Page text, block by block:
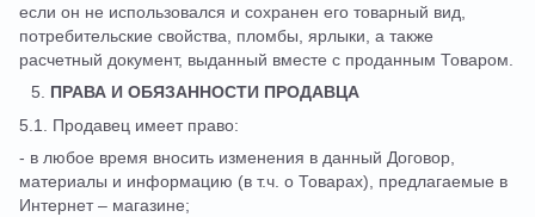
если он не использовался и сохранен его товарный вид,
потребительские свойства, пломбы, ярлыки, а также
расчетный документ, выданный вместе с проданным Товаром.
ПРАВА И ОБЯЗАННОСТИ ПРОДАВЦА
5.1. Продавец имеет право:
- в любое время вносить изменения в данный Договор,
материалы и информацию (в т.ч. о Товарах), предлагаемые в
Интернет – магазине;